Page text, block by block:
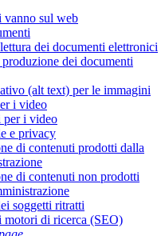
vanno sul web
dei documenti elettronici
dei documenti
(alt text) per le immagini
i video
per i video
e privacy
di contenuti prodotti dalla
di contenuti non prodotti
soggetti ritratti
motori di ricerca (SEO)